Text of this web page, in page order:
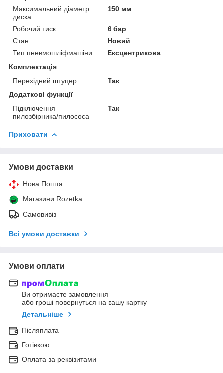
Максимальний діаметр
диска
150 мм
Робочий тиск
6 бар
Стан
Новий
Тип пневмошліфмашіни
Ексцентрикова
Комплектація
Перехідний штуцер
Так
Додаткові функції
Підключення
пилозбірника/пилососа
Так
Приховати
Умови доставки
Нова Пошта
Магазини Rozetka
Самовивіз
Всі умови доставки
Умови оплати
Ви отримаєте замовлення
або гроші повернуться на вашу картку
Детальніше
Післяплата
Готівкою
Оплата за реквізитами